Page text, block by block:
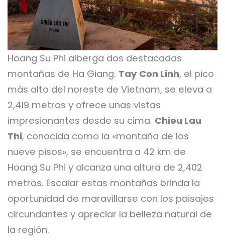
Hoang Su Phi alberga dos destacadas
montañas de Ha Giang. Tay Con Linh, el pico
más alto del noreste de Vietnam, se eleva a
2,419 metros y ofrece unas vistas
impresionantes desde su cima. Chieu Lau
Thi, conocida como la «montaña de los
nueve pisos», se encuentra a 42 km de
Hoang Su Phi y alcanza una altura de 2,402
metros. Escalar estas montañas brinda la
oportunidad de maravillarse con los paisajes
circundantes y apreciar la belleza natural de
la región.